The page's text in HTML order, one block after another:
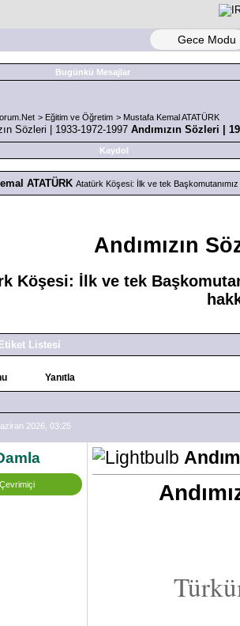
Gece Modu
Bugünkü Mesajlar
> Eğitim ve Öğretim > Mustafa Kemal ATATÜRK
Andımızın Sözleri |
Kaydol
ATATÜRK Atatürk Köşesi: İlk ve tek
Andımızın
Köşesi: İlk ve tek
Listesi
Yanıtla
2026, 03:25
Çevrimiçi